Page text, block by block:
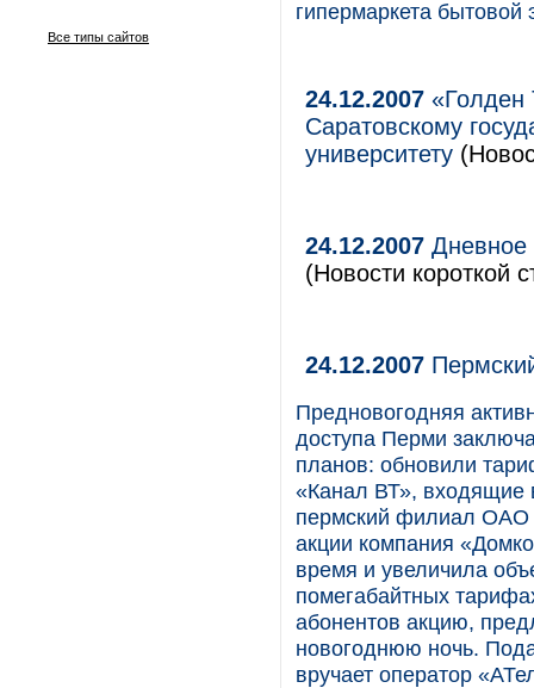
Все типы сайтов
гипермаркета
24.12.2007 «Голден
Саратовскому
университету
24.12.2007 Дневное
(Новости короткой
24.12.2007
Предновогодняя
доступа Перми
планов: обновили
«Канал ВТ», входящие
пермский филиал ОАО
акции компания
время и увеличила
помегабайтных
абонентов акцию,
новогоднюю ночь.
вручает оператор